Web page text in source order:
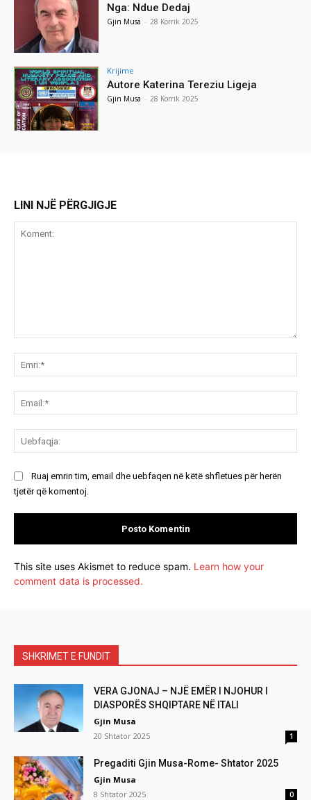
Nga: Ndue Dedaj
Gjin Musa - 28 Korrik 2025
Krijime
Autore Katerina Tereziu Ligeja
Gjin Musa - 28 Korrik 2025
LINI NJË PËRGJIGJE
Ruaj emrin tim, email dhe uebfaqen në këtë shfletues për herën
tjetër që komentoj.
This site uses Akismet to reduce spam. Learn how your
comment data is processed.
SHKRIMET E FUNDIT
VERA GJONAJ – NJË EMËR I NJOHUR I
DIASPORËS SHQIPTARE NË ITALI
Gjin Musa
20 Shtator 2025
1
Pregaditi Gjin Musa-Rome- Shtator 2025
Gjin Musa
8 Shtator 2025
0